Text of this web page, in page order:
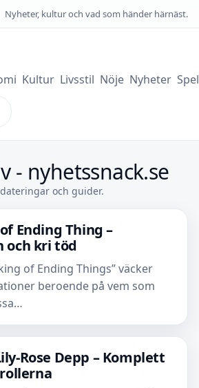
Nyheter, kultur och vad som händer härnäst.
Kultur Livsstil Nöje Nyheter Spel
- nyhetssnack.se
och guider.
Ending Thing –
och kri töd
of Ending Things” väcker
beroende på vem som
Rose Depp – Komplett